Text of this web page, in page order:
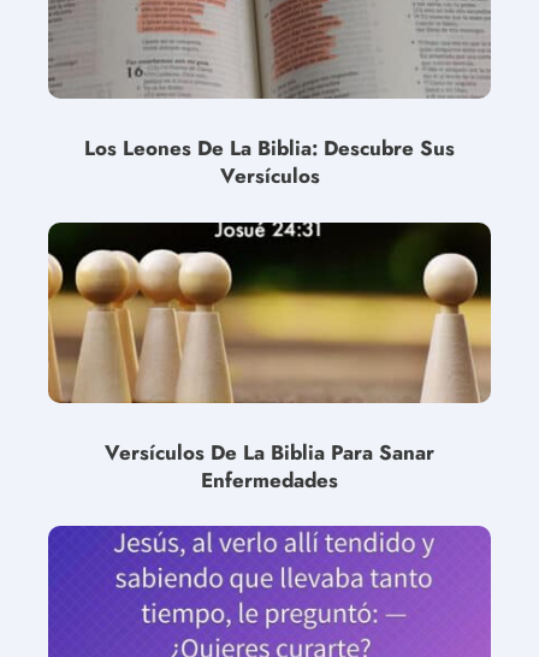
Los Leones De La Biblia: Descubre Sus
Versículos
Versículos De La Biblia Para Sanar
Enfermedades